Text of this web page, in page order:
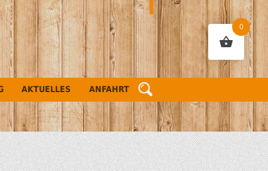
AKTUELLES ANFAHRT
0